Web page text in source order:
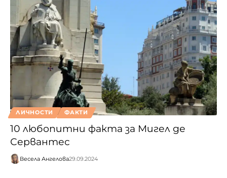
ЛИЧНОСТИ ФАКТИ
10 любопитни факта за Мигел де
Сервантес
Весела Ангелова29.09.2024